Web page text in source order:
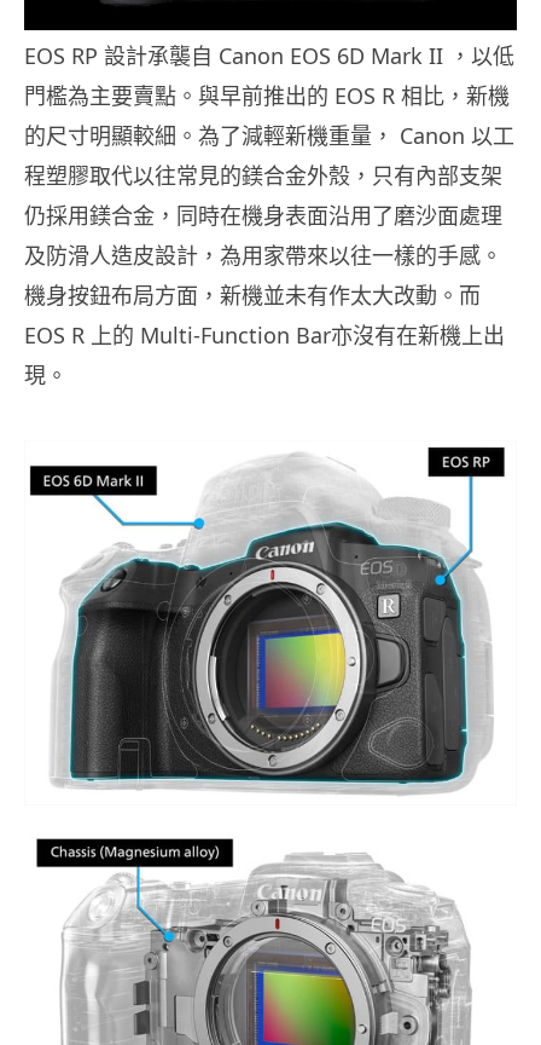
EOS RP 設計承襲自 Canon EOS 6D Mark II ，以低
門檻為主要賣點。與早前推出的 EOS R 相比，新機
的尺寸明顯較細。為了減輕新機重量，
Canon 以工
程塑膠取代以往常見的鎂合金外殼，只有內部支架
仍採用鎂合金，同時在機身表面沿用了磨沙面處理
及防滑人造皮設計，為用家帶來以往一樣的手感。
機身按鈕布局方面，新機並未有作太大改動。而
EOS R 上的 Multi-Function Bar亦沒有在新機上出
現。